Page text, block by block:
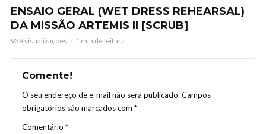
ENSAIO GERAL (WET DRESS REHEARSAL)
DA MISSÃO ARTEMIS II [SCRUB]
939 visualizações 1 min de leitura
Comente!
O seu endereço de e-mail não será publicado. Campos
obrigatórios são marcados com *
Comentário *